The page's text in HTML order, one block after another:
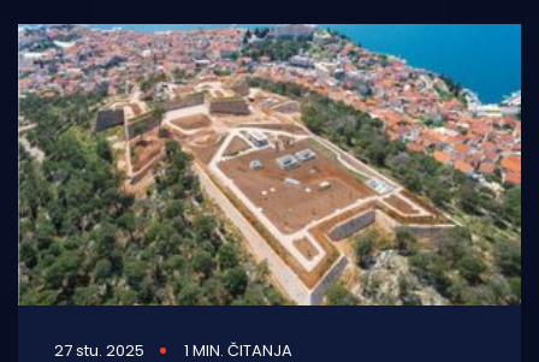
27 stu. 2025 1 MIN. ČITANJA